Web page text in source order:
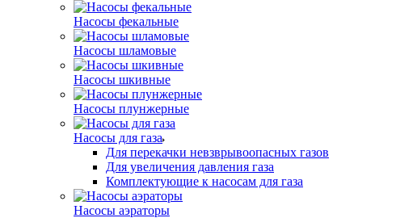
Насосы фекальные
Насосы шламовые
Насосы шкивные
Насосы плунжерные
Насосы для газа
Для перекачки невзврывоопасных газов
Для увеличения давления газа
Комплектующие к насосам для газа
Насосы аэраторы